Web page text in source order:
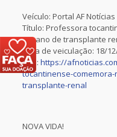
Veículo: Portal AF Notícias
Título: Professora
um ano de transplante
Data de veiculação: 18/
Link: https://
tocantinense-
transplante-renal
NOVA VIDA!